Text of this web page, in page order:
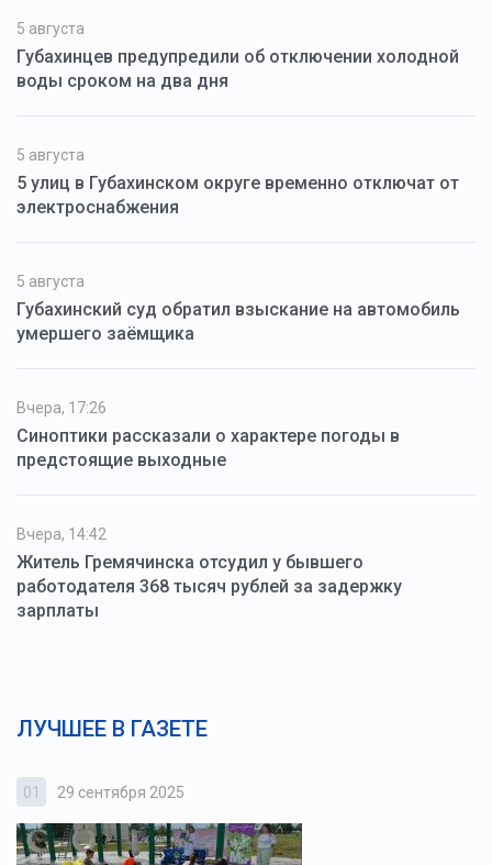
5 августа
Губахинцев предупредили об отключении холодной
воды сроком на два дня
5 августа
5 улиц в Губахинском округе временно отключат от
электроснабжения
5 августа
Губахинский суд обратил взыскание на автомобиль
умершего заёмщика
Вчера, 17:26
Синоптики рассказали о характере погоды в
предстоящие выходные
Вчера, 14:42
Житель Гремячинска отсудил у бывшего
работодателя 368 тысяч рублей за задержку
зарплаты
ЛУЧШЕЕ В ГАЗЕТЕ
01 29 сентября 2025